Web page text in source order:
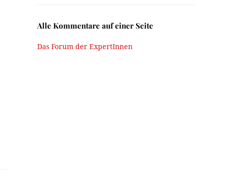
Alle Kommentare auf einer Seite
Das Forum der ExpertInnen